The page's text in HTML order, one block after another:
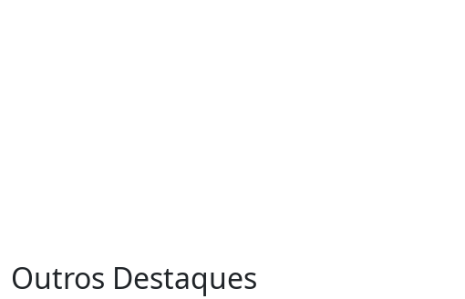
Outros Destaques